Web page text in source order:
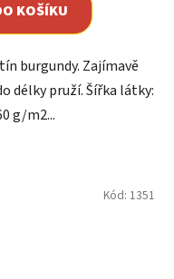
KOŠÍKU
burgundy. Zajímavě
délky pruží. Šířka látky:
g/m2...
Kód: 1351